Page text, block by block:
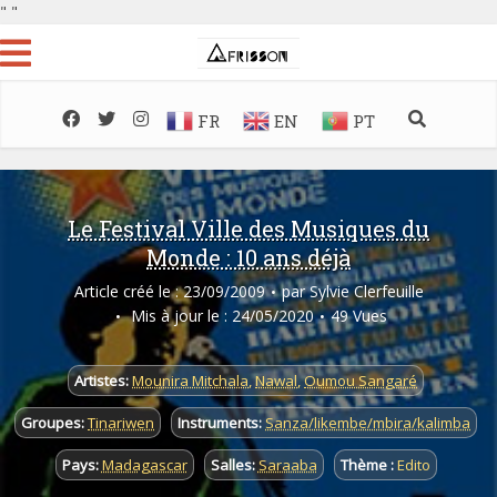
" "
FR EN PT
Le Festival Ville des Musiques du
Monde : 10 ans déjà
Article créé le : 23/09/2009 par Sylvie Clerfeuille
Mis à jour le : 24/05/2020
49 Vues
Artistes:Mounira Mitchala,Nawal,Oumou Sangaré
Groupes:Tinariwen Instruments:Sanza/likembe/mbira/kalimba
Pays:Madagascar Salles:Saraaba Thème :Edito